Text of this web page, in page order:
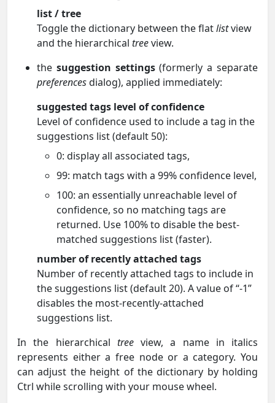
list / tree
Toggle the dictionary between the flatlistview
and the hierarchical treeview.
the suggestion settings(formerly a separate
preferencesdialog), applied immediately:
suggested tags level of confidence
Level of confidence used to include a tag in the
suggestions list (default 50):
0: display all associated tags,
99: match tags with a 99% confidence level,
100: an essentially unreachable level of
confidence, so no matching tags are
returned. Use 100% to disable the best-
matched suggestions list (faster).
number of recently attached tags
Number of recently attached tags to include in
the suggestions list (default 20). A value of “-1”
disables the most-recently-attached
suggestions list.
In the hierarchical treeview, a name in italics
represents either a free node or a category. You
can adjust the height of the dictionary by holding
Ctrl while scrolling with your mouse wheel.